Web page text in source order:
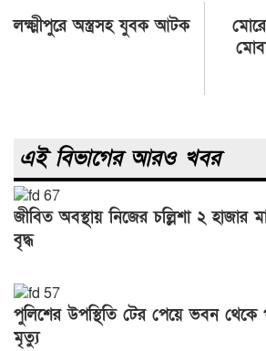
Post
navigation
লক্ষ্মীপুরে অস্ত্রসহ যুবক আটক
এই বিভাগের আরও খবর
জীবিত অবস্থায় নিজের চল্লিশা ২ হাজার
বৃদ্ধ
পুলিশের উপস্থিতি টের পেয়ে ভবন থেকে
মৃত্যু